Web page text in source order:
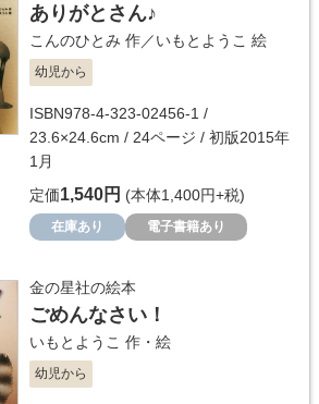
ありがとさん♪
こんのひとみ 作／いもとようこ 絵
幼児から
ISBN978-4-323-02456-1 /
23.6×24.6cm / 24ページ / 初版2015年
1月
定価1,540円 (本体1,400円+税)
在庫あり 電子書籍あり
金の星社の絵本
ごめんなさい！
いもとようこ 作・絵
幼児から